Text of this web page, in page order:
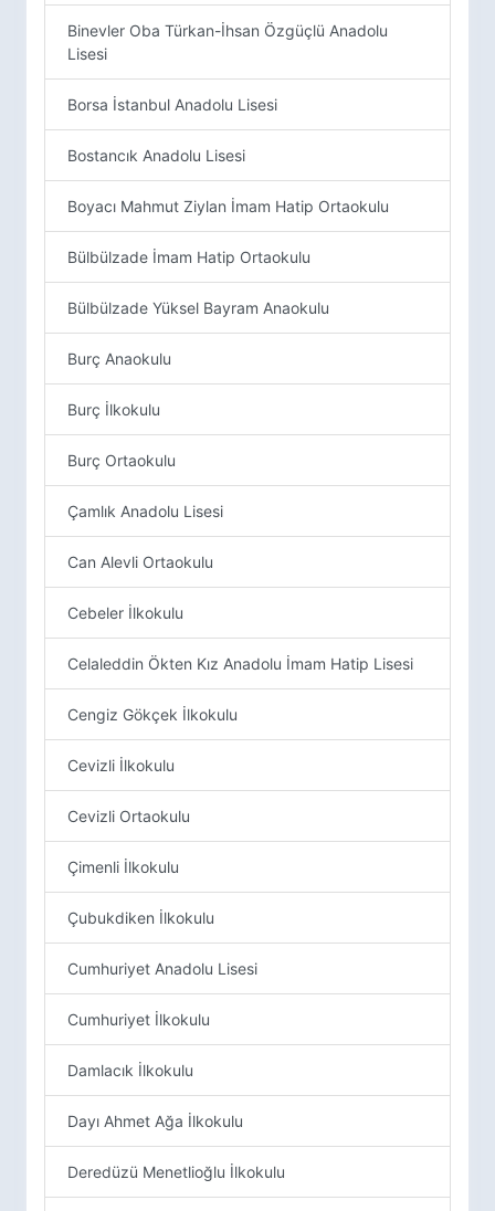
Binevler Oba Türkan-İhsan Özgüçlü Anadolu
Lisesi
Borsa İstanbul Anadolu Lisesi
Bostancık Anadolu Lisesi
Boyacı Mahmut Ziylan İmam Hatip Ortaokulu
Bülbülzade İmam Hatip Ortaokulu
Bülbülzade Yüksel Bayram Anaokulu
Burç Anaokulu
Burç İlkokulu
Burç Ortaokulu
Çamlık Anadolu Lisesi
Can Alevli Ortaokulu
Cebeler İlkokulu
Celaleddin Ökten Kız Anadolu İmam Hatip Lisesi
Cengiz Gökçek İlkokulu
Cevizli İlkokulu
Cevizli Ortaokulu
Çimenli İlkokulu
Çubukdiken İlkokulu
Cumhuriyet Anadolu Lisesi
Cumhuriyet İlkokulu
Damlacık İlkokulu
Dayı Ahmet Ağa İlkokulu
Deredüzü Menetlioğlu İlkokulu